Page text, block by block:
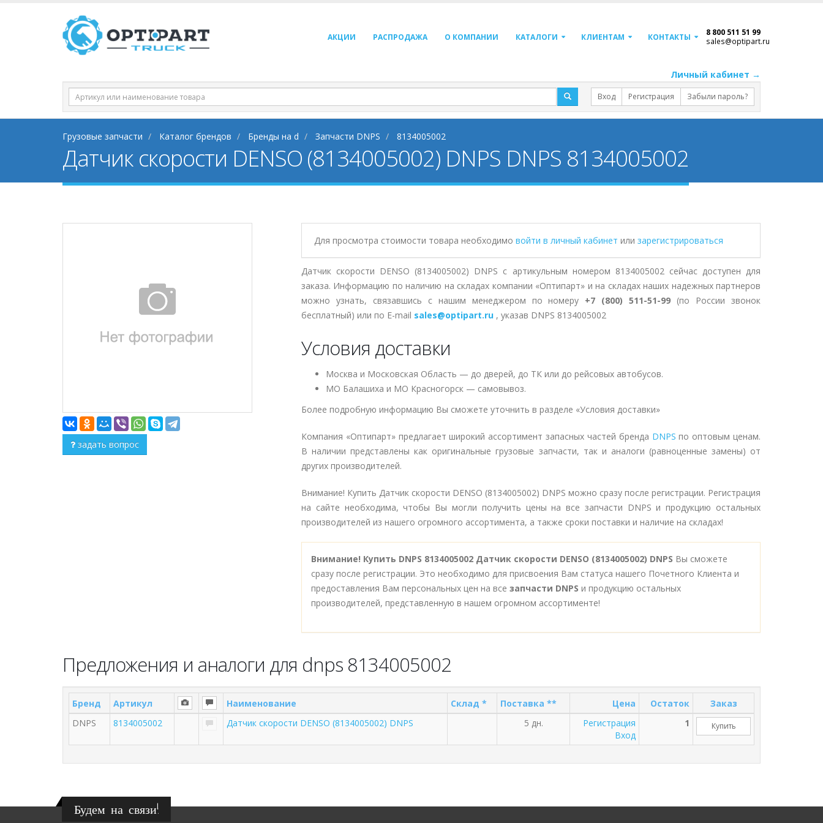
АКЦИИ РАСПРОДАЖА О КОМПАНИИ КАТАЛОГИ КЛИЕНТАМ КОНТАКТЫ 8 800 511 51 99
sales@optipart.ru
Личный кабинет →
Вход Регистрация Забыли пароль?
Грузовые запчасти Каталог брендов Бренды на d Запчасти DNPS 8134005002
Датчик скорости DENSO (8134005002) DNPS DNPS 8134005002
задать вопрос
Для просмотра стоимости товара необходимо войти в личный кабинет или зарегистрироваться
Датчик скорости DENSO (8134005002) DNPS с артикульным номером 8134005002 сейчас доступен для
заказа. Информацию по наличию на складах компании «Оптипарт» и на складах наших надежных партнеров
можно узнать, связавшись с нашим менеджером по номеру +7 (800) 511-51-99 (по России звонок
бесплатный) или по E-mail sales@optipart.ru , указав DNPS 8134005002
Условия доставки
Москва и Московская Область — до дверей, до ТК или до рейсовых автобусов.
МО Балашиха и МО Красногорск — самовывоз.
Более подробную информацию Вы сможете уточнить в разделе «Условия доставки»
Компания «Оптипарт» предлагает широкий ассортимент запасных частей бренда DNPS по оптовым ценам.
В наличии представлены как оригинальные грузовые запчасти, так и аналоги (равноценные замены) от
других производителей.
Внимание! Купить Датчик скорости DENSO (8134005002) DNPS можно сразу после регистрации. Регистрация
на сайте необходима, чтобы Вы могли получить цены на все запчасти DNPS и продукцию остальных
производителей из нашего огромного ассортимента, а также сроки поставки и наличие на складах!
Внимание! Купить DNPS 8134005002 Датчик скорости DENSO (8134005002) DNPS Вы сможете
сразу после регистрации. Это необходимо для присвоения Вам статуса нашего Почетного Клиента и
предоставления Вам персональных цен на все запчасти DNPS и продукцию остальных
производителей, представленную в нашем огромном ассортименте!
Предложения и аналоги для dnps 8134005002
Бренд Артикул Наименование Склад * Поставка ** Цена Остаток
Заказ
DNPS
8134005002 Датчик скорости DENSO (8134005002) DNPS 5 дн.
Регистрация
Вход
1 Купить
Будем на связи!